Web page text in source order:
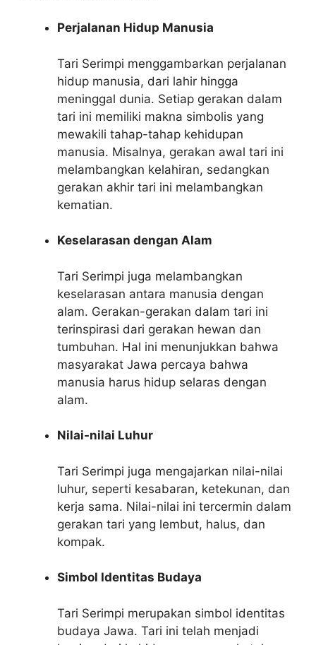
Perjalanan Hidup Manusia
Tari Serimpi menggambarkan perjalanan
hidup manusia, dari lahir hingga
meninggal dunia. Setiap gerakan dalam
tari ini memiliki makna simbolis yang
mewakili tahap-tahap kehidupan
manusia. Misalnya, gerakan awal tari ini
melambangkan kelahiran, sedangkan
gerakan akhir tari ini melambangkan
kematian.
Keselarasan dengan Alam
Tari Serimpi juga melambangkan
keselarasan antara manusia dengan
alam. Gerakan-gerakan dalam tari ini
terinspirasi dari gerakan hewan dan
tumbuhan. Hal ini menunjukkan bahwa
masyarakat Jawa percaya bahwa
manusia harus hidup selaras dengan
alam.
Nilai-nilai Luhur
Tari Serimpi juga mengajarkan nilai-nilai
luhur, seperti kesabaran, ketekunan, dan
kerja sama. Nilai-nilai ini tercermin dalam
gerakan tari yang lembut, halus, dan
kompak.
Simbol Identitas Budaya
Tari Serimpi merupakan simbol identitas
budaya Jawa. Tari ini telah menjadi